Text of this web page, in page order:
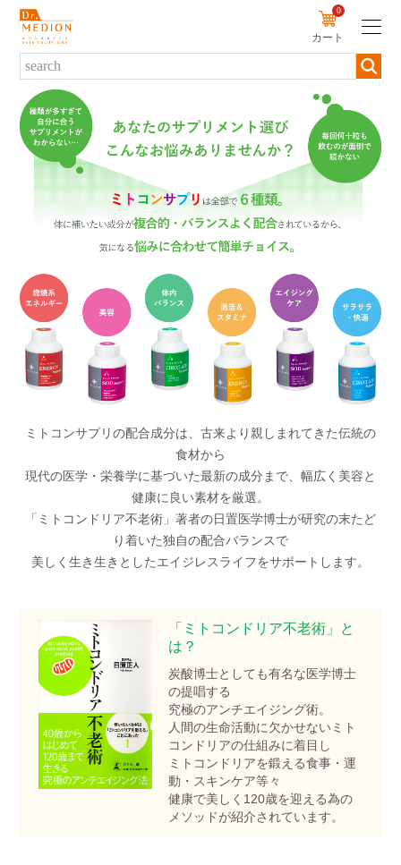
0
カート
新規会員登録 ログイン
商品について
商品一覧から探す
ブランド・シリーズから探す
カテゴリーから探す
お悩みから探す
定期便から探す
初めての方へ
サービス・キャンペーン
キャンペーン
販売店
ヘルプ・その他
よくあるご質問
ベストコスメ受賞アイテム
ミトコンサプリの配合成分は、古来より親しまれてきた伝統の
食材から
現代の医学・栄養学に基づいた最新の成分まで、幅広く美容と
健康に良い素材を厳選。
「ミトコンドリア不老術」著者の日置医学博士が研究の末たど
り着いた独自の配合バランスで
美しく生き生きとしたエイジレスライフをサポートします。
「ミトコンドリア不老術」と
は？
炭酸博士としても有名な医学博士
の提唱する
究極のアンチエイジング術。
人間の生命活動に欠かせないミト
コンドリアの仕組みに着目し
ミトコンドリアを鍛える食事・運
動・スキンケア等々
健康で美しく120歳を迎える為の
メソッドが紹介されています。